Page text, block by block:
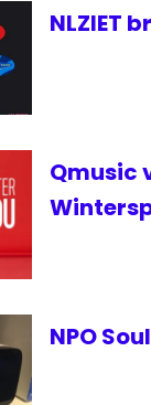
NLZIET
Qmusic
NPO